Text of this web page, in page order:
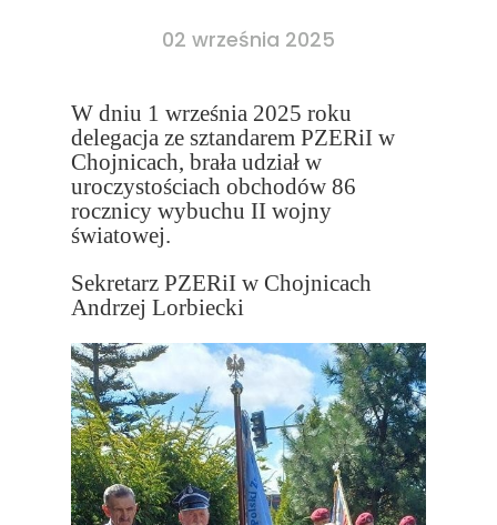
02 września 2025
W dniu 1 września 2025 roku
delegacja ze sztandarem PZERiI w
Chojnicach, brała udział w
uroczystościach obchodów 86
rocznicy wybuchu II wojny
światowej.
Sekretarz PZERiI w Chojnicach
Andrzej Lorbiecki